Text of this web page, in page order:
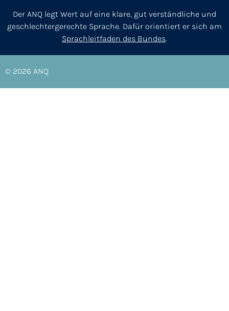
Der ANQ legt Wert auf eine klare, gut verständliche und
geschlechtergerechte Sprache. Dafür orientiert er sich am
Sprachleitfaden des Bundes.
© 2026 ANQ